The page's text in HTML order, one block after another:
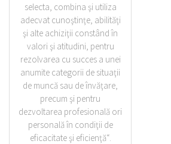
selecta, combina şi utiliza
adecvat cunoştinţe, abilităţi
şi alte achiziţii constând în
valori şi atitudini, pentru
rezolvarea cu succes a unei
anumite categorii de situaţii
de muncă sau de învăţare,
precum şi pentru
dezvoltarea profesională ori
personală în condiţii de
eficacitate şi eficienţă“.